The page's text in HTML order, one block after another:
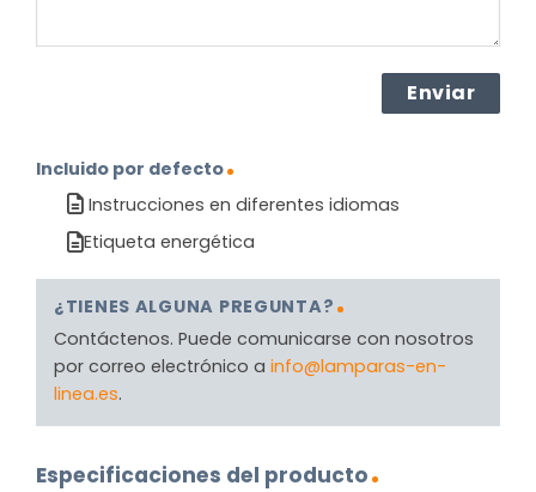
Incluido por defecto
Instrucciones en diferentes idiomas
Etiqueta energética
¿TIENES ALGUNA PREGUNTA?
Contáctenos. Puede comunicarse con nosotros
por correo electrónico a info@lamparas-en-
linea.es.
Especificaciones del producto